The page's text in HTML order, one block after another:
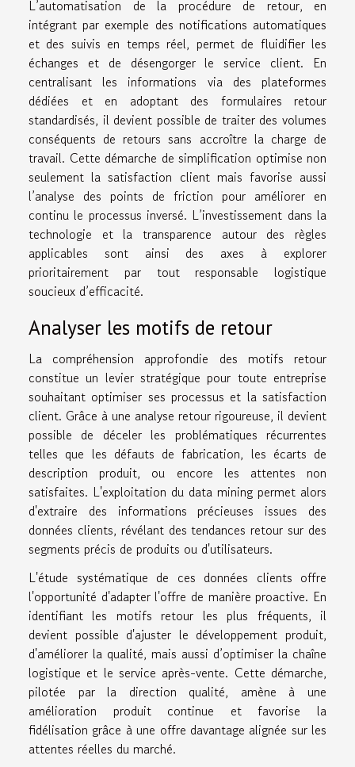
L’automatisation de la procédure de retour, en
intégrant par exemple des notifications automatiques
et des suivis en temps réel, permet de fluidifier les
échanges et de désengorger le service client. En
centralisant les informations via des plateformes
dédiées et en adoptant des formulaires retour
standardisés, il devient possible de traiter des volumes
conséquents de retours sans accroître la charge de
travail. Cette démarche de simplification optimise non
seulement la satisfaction client mais favorise aussi
l’analyse des points de friction pour améliorer en
continu le processus inversé. L’investissement dans la
technologie et la transparence autour des règles
applicables sont ainsi des axes à explorer
prioritairement par tout responsable logistique
soucieux d’efficacité.
Analyser les motifs de retour
La compréhension approfondie des motifs retour
constitue un levier stratégique pour toute entreprise
souhaitant optimiser ses processus et la satisfaction
client. Grâce à une analyse retour rigoureuse, il devient
possible de déceler les problématiques récurrentes
telles que les défauts de fabrication, les écarts de
description produit, ou encore les attentes non
satisfaites. L'exploitation du data mining permet alors
d'extraire des informations précieuses issues des
données clients, révélant des tendances retour sur des
segments précis de produits ou d'utilisateurs.
L'étude systématique de ces données clients offre
l'opportunité d'adapter l'offre de manière proactive. En
identifiant les motifs retour les plus fréquents, il
devient possible d'ajuster le développement produit,
d'améliorer la qualité, mais aussi d’optimiser la chaîne
logistique et le service après-vente. Cette démarche,
pilotée par la direction qualité, amène à une
amélioration produit continue et favorise la
fidélisation grâce à une offre davantage alignée sur les
attentes réelles du marché.